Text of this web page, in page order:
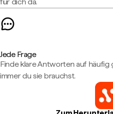
Jede Frage
Finde klare Antworten auf häufig
immer du sie brauchst.